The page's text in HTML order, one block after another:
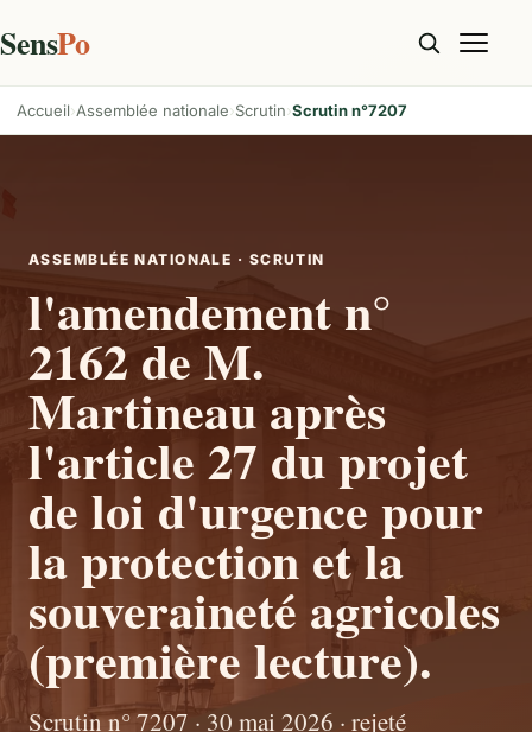
SensPo
Accueil Assemblée nationale Scrutin Scrutin n°7207
ASSEMBLÉE NATIONALE · SCRUTIN
l'amendement n°
2162 de M.
Martineau après
l'article 27 du projet
de loi d'urgence pour
la protection et la
souveraineté agricoles
(première lecture).
Scrutin n° 7207 · 30 mai 2026 · rejeté